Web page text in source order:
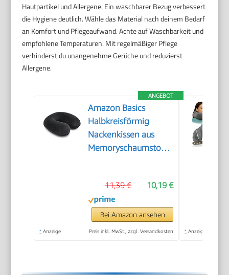
Hautpartikel und Allergene. Ein waschbarer Bezug verbessert
die Hygiene deutlich. Wähle das Material nach deinem Bedarf
an Komfort und Pflegeaufwand. Achte auf Waschbarkeit und
empfohlene Temperaturen. Mit regelmäßiger Pflege
verhinderst du unangenehme Gerüche und reduzierst
Allergene.
ANGEBOT
Amazon Basics
Halbkreisförmig
Nackenkissen aus
Memoryschaumstoff,
10,19 €
11,39 €
Bei Amazon ansehen
* Anzeige Preis inkl. MwSt., zzgl. Versandkosten * Anzeige